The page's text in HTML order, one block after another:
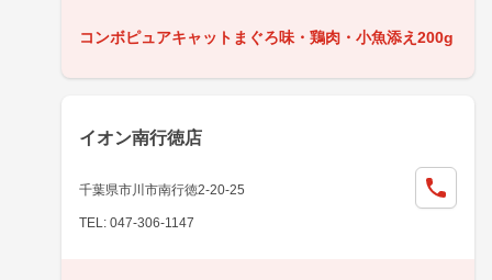
コンボピュアキャットまぐろ味・鶏肉・小魚添え200g
イオン南行徳店
千葉県市川市南行徳2-20-25
TEL: 047-306-1147